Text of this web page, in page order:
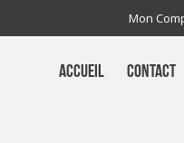
Mon
ACCUEIL CONTACT